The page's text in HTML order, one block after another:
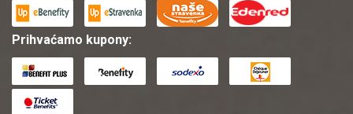
Prihvaćamo kupony: